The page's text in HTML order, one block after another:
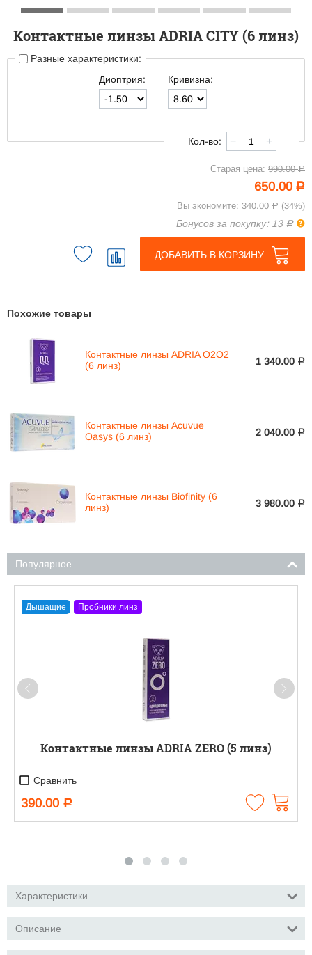
Контактные линзы ADRIA CITY (6 линз)
Разные характеристики:
Диоптрия:
Кривизна:
Кол-во: − +
Старая цена: 990.00 Р
650.00 Р
Вы экономите: 340.00 Р (34%)
Бонусов за покупку: 13 Р
ДОБАВИТЬ В КОРЗИНУ
Похожие товары
Контактные линзы ADRIA O2O2
(6 линз)
1 340.00 Р
Контактные линзы Acuvue
Oasys (6 линз)
2 040.00 Р
Контактные линзы Biofinity (6
линз)
3 980.00 Р
Популярное
Дышащие Пробники линз
Контактные линзы ADRIA ZERO (5 линз)
Сравнить
390.00 Р
Характеристики
Описание